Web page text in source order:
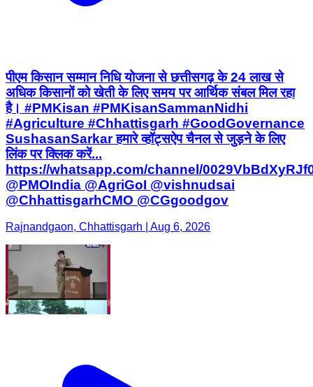
पीएम किसान सम्मान निधि योजना से छत्तीसगढ़ के 24 लाख से
अधिक किसानों को खेती के लिए समय पर आर्थिक संबल मिल रहा
है। #PMKisan #PMKisanSammanNidhi
#Agriculture #Chhattisgarh #GoodGovernance
SushasanSarkar हमारे व्हॉट्सऐप चैनल से जुड़ने के लिए
लिंक पर क्लिक करें...
https://whatsapp.com/channel/
@PMOIndia @AgriGoI @vishnudsai
@ChhattisgarhCMO @CGgoodgov
Rajnandgaon, Chhattisgarh | Aug 6, 2026